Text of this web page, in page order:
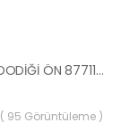
ÇAMURLUK DODİĞİ ÖN 87711-D9000-HMC
( 95 Görüntüleme )